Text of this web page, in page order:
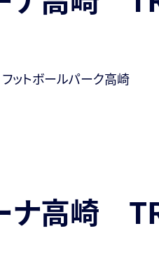
ットボールパーク高崎
ナ高崎